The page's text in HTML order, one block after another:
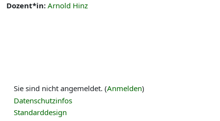
Dozent*in: Arnold Hinz
Sie sind nicht angemeldet. (Anmelden)
Datenschutzinfos
Standarddesign